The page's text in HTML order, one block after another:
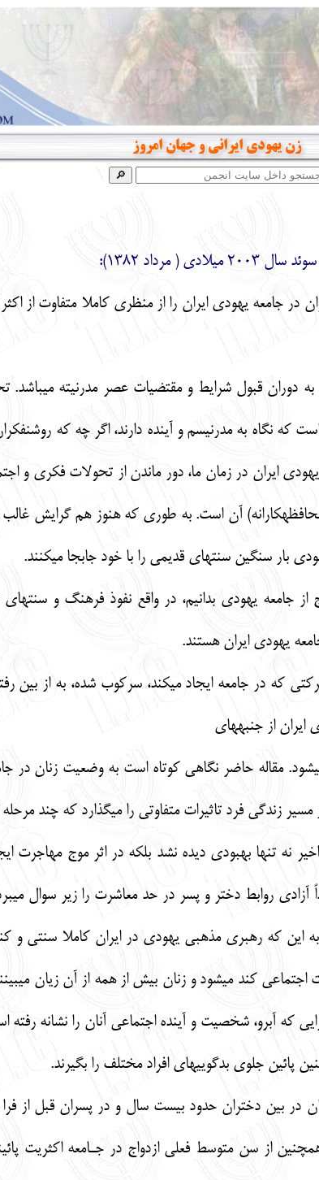
زن يهودي ايراني و جهان امروز
مرداد 1382):
جامعه يهودي ايران را از منظري كاملا متفاوت از
دوران قبول شرايط و مقتضيات عصر مدرنيته مي‏باشد.
نگاه به مدرنيسم و آينده دارند، اگر چه كه
ايران در زمان ما، دور ماندن از تحولات فكري و
آن است. به طوري كه هنوز هم گرايش غالب
بار سنگين سنت‏هاي قديمي را با خود جابجا مي‏كنند.
جامعه يهودي بدانيم، در واقع نفوذ فرهنگ و
يهودي ايران هستند.
كه در جامعه ايجاد مي‏كند، سركوب شده، به از بين
از جنبه‏هاي
مقاله حاضر نگاهي كوتاه است به وضعيت زنان
زندگي فرد تاثيرات متفاوتي را مي‏گذارد كه چند
نه تنها بهبودي ديده نشد بلكه در اثر موج
روابط دختر و پسر در حد معاشرت را زير سوال
اين كه رهبري مذهبي يهودي در ايران كاملا سنتي و
كند مي‏شود و زنان بيش از همه از آن زيان
كه آبرو، شخصيت و آينده اجتماعي آنان را نشانه
پائين جلوي بدگويي‏هاي افراد مختلف را بگيرند.
در بين دختران حدود بيست سال و در پسران قبل از
و همچنين از سن متوسط فعلي ازدواج در جـامعه